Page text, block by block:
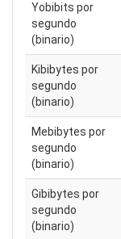
Yobibits por
segundo
(binario)
Kibibytes por
segundo
(binario)
Mebibytes por
segundo
(binario)
Gibibytes por
segundo
(binario)